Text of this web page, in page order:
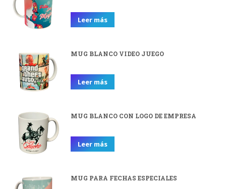
Leer más
MUG BLANCO VIDEO JUEGO
Leer más
MUG BLANCO CON LOGO DE EMPRESA
Leer más
MUG PARA FECHAS ESPECIALES